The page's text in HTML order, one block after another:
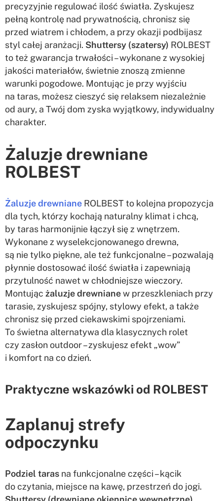
precyzyjnie regulować ilość światła. Zyskujesz
pełną kontrolę nad prywatnością, chronisz się
przed wiatrem i chłodem, a przy okazji podbijasz
styl całej aranżacji. Shuttersy (szatersy) ROLBEST
to też gwarancja trwałości – wykonane z wysokiej
jakości materiałów, świetnie znoszą zmienne
warunki pogodowe. Montując je przy wyjściu
na taras, możesz cieszyć się relaksem niezależnie
od aury, a Twój dom zyska wyjątkowy, indywidualny
charakter.
Żaluzje drewniane
ROLBEST
Żaluzje drewniane ROLBEST to kolejna propozycja
dla tych, którzy kochają naturalny klimat i chcą,
by taras harmonijnie łączył się z wnętrzem.
Wykonane z wyselekcjonowanego drewna,
są nie tylko piękne, ale też funkcjonalne – pozwalają
płynnie dostosować ilość światła i zapewniają
przytulność nawet w chłodniejsze wieczory.
Montując żaluzje drewnianew przeszkleniach przy
tarasie, zyskujesz spójny, stylowy efekt, a także
chronisz się przed ciekawskimi spojrzeniami.
To świetna alternatywa dla klasycznych rolet
czy zasłon outdoor – zyskujesz efekt „wow”
i komfort na co dzień.
Praktyczne wskazówki od ROLBEST
Zaplanuj strefy
odpoczynku
Podziel taras na funkcjonalne części – kącik
do czytania, miejsce na kawę, przestrzeń do jogi.